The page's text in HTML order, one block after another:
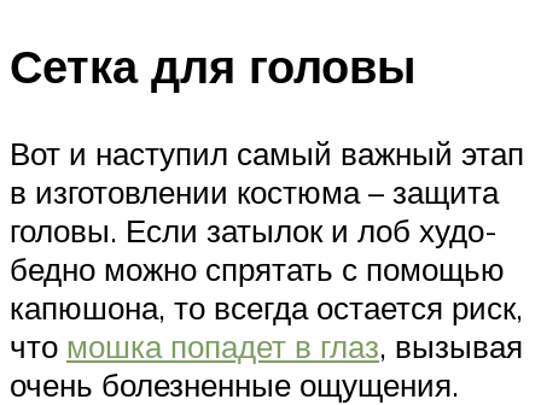
Сетка для головы
Вот и наступил самый важный этап
в изготовлении костюма – защита
головы. Если затылок и лоб худо-
бедно можно спрятать с помощью
капюшона, то всегда остается риск,
что мошка попадет в глаз, вызывая
очень болезненные ощущения.